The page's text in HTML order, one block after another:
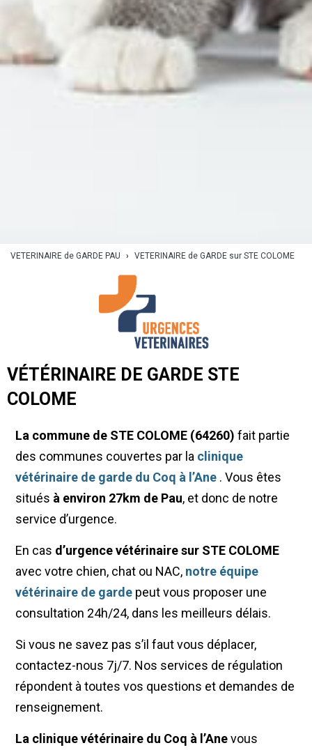
VETERINAIRE de GARDE PAU › VETERINAIRE de GARDE sur STE COLOME
VÉTÉRINAIRE DE GARDE STE
COLOME
La commune de STE COLOME (64260) fait partie
des communes couvertes par la clinique
vétérinaire de garde du Coq à l’Ane . Vous êtes
situés à environ 27km de Pau, et donc de notre
service d’urgence.
En cas d’urgence vétérinaire sur STE COLOME
avec votre chien, chat ou NAC, notre équipe
vétérinaire de garde peut vous proposer une
consultation 24h/24, dans les meilleurs délais.
Si vous ne savez pas s’il faut vous déplacer,
contactez-nous 7j/7. Nos services de régulation
répondent à toutes vos questions et demandes de
renseignement.
La clinique vétérinaire du Coq à l’Anevous